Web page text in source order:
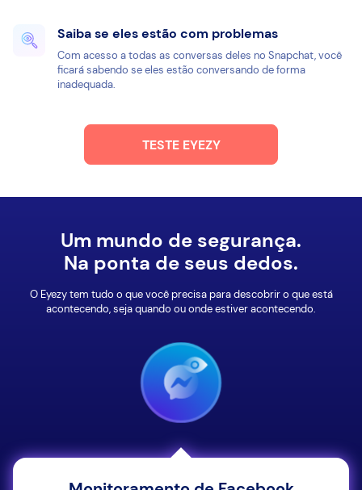
Saiba se eles estão com problemas
Com acesso a todas as conversas deles no Snapchat, você
ficará sabendo se eles estão conversando de forma
inadequada.
TESTE EYEZY
Um mundo de segurança.
Na ponta de seus dedos.
O Eyezy tem tudo o que você precisa para descobrir o que está
acontecendo, seja quando ou onde estiver acontecendo.